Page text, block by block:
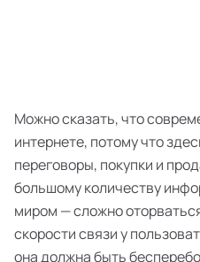
Можно сказать, что
интернете, потому что
переговоры, покупки и
большому количеству
миром — сложно
скорости связи у
она должна быть